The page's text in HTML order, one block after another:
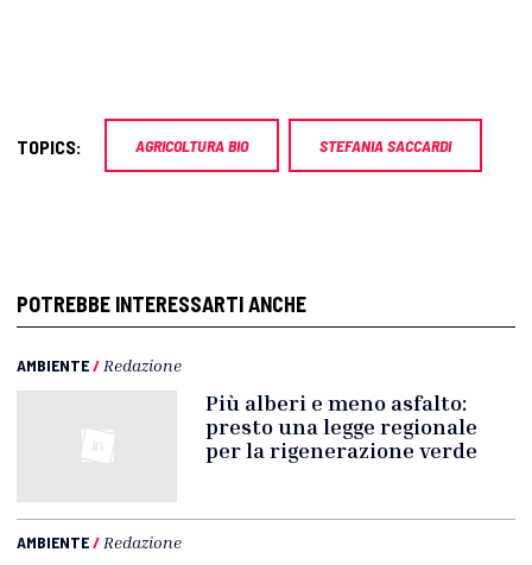
TOPICS: AGRICOLTURA BIO STEFANIA SACCARDI
POTREBBE INTERESSARTI ANCHE
AMBIENTE/ Redazione
Più alberi e meno asfalto:
presto una legge regionale
per la rigenerazione verde
AMBIENTE/ Redazione